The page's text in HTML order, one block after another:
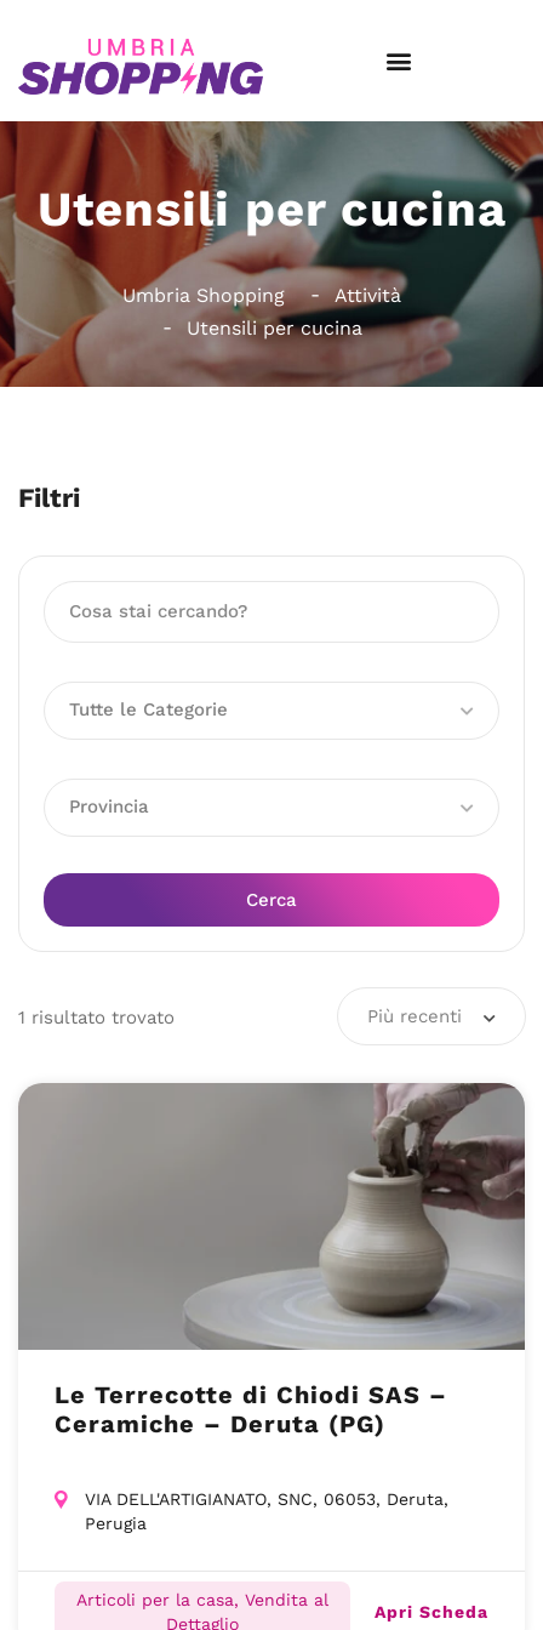
Utensili per cucina
Umbria Shopping
Attività
Utensili per cucina
Filtri
Tutte le Categorie
Provincia
Cerca
1 risultato trovato Più recenti
Le Terrecotte di Chiodi SAS –
Ceramiche – Deruta (PG)
VIA DELL'ARTIGIANATO, SNC, 06053, Deruta,
Perugia
Articoli per la casa, Vendita al
Dettaglio
Apri Scheda